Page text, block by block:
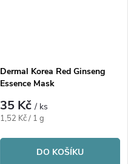
Dermal Korea Red Ginseng
Essence Mask
35 Kč/ ks
Měrná
1,52 Kč / 1 g
DO KOŠÍKU